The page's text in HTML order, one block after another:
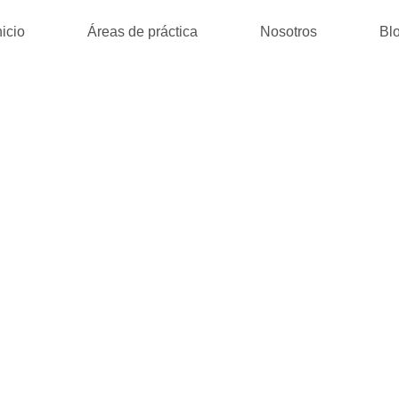
Áreas de práctica Nosotros